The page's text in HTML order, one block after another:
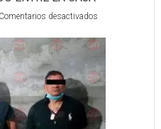
Comentarios desactivadosen
QUEDÓ
ENTRE
LA